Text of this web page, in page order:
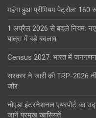
महंगा हुआ प्रीमियम पेट्रोल: 160
1 अप्रैल 2026 से बदले नियम: नए
यात्रा में बड़े बदलाव
Census 2027: भारत में
सरकार ने जारी की TRP-2026
जोर
नोएडा इंटरनेशनल एयरपोर्ट का
जानें प्रमुख खासियतें